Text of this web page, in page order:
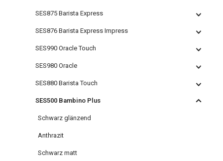
SES875 Barista Express
SES876 Barista Express Impress
SES990 Oracle Touch
SES980 Oracle
SES880 Barista Touch
SES500 Bambino Plus
Schwarz glänzend
Anthrazit
Schwarz matt